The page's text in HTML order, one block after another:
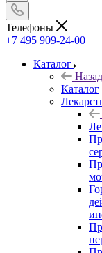
Телефоны
+7 495 909-24-00
Каталог
Назад
Каталог